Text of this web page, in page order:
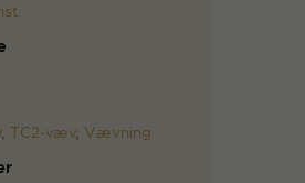
, TC2-væv, Vævning